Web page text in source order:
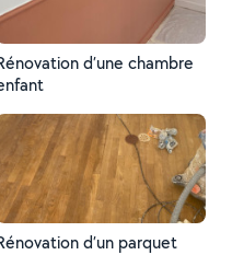
d’une chambre
d’un parquet